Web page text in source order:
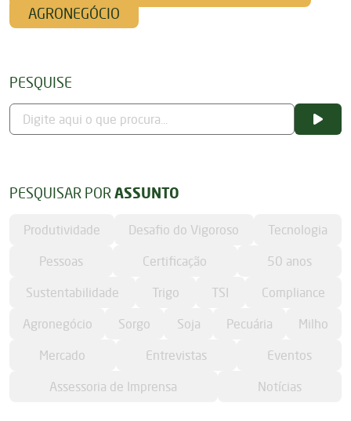
AGRONEGÓCIO
PESQUISE
PESQUISAR POR ASSUNTO
Produtividade Desafio do Vigoroso
Tecnologia
Pessoas
Certificação
50 anos
Sustentabilidade
Trigo TSI
Compliance
Agronegócio
Sorgo Soja Pecuária
Milho
Mercado
Entrevistas
Eventos
Assessoria de Imprensa
Notícias